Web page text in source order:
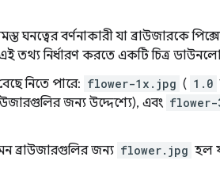
ঘনত্বের বর্ণনাকারী যা ব্রাউজারকে
এই তথ্য নির্ধারণ করতে একটি চিত্র
নিতে পারে: flower-1x.jpg ( 1.0
জন্য উদ্দেশ্যে), এবং flower-
ব্রাউজারগুলির জন্য flower.jpg হল